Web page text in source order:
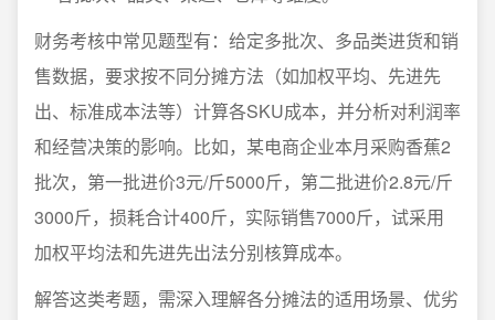
财务考核中常见题型有：给定多批次、多品类进货和销
售数据，要求按不同分摊方法（如加权平均、先进先
出、标准成本法等）计算各SKU成本，并分析对利润率
和经营决策的影响。比如，某电商企业本月采购香蕉2
批次，第一批进价3元/斤5000斤，第二批进价2.8元/斤
3000斤，损耗合计400斤，实际销售7000斤，试采用
加权平均法和先进先出法分别核算成本。
解答这类考题，需深入理解各分摊法的适用场景、优劣